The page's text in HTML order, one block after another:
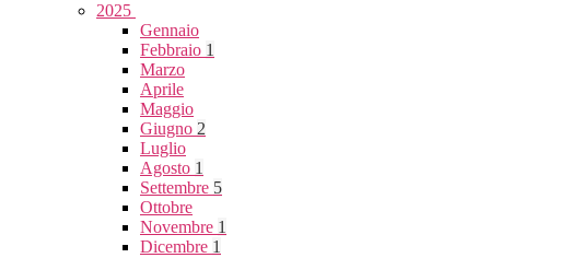
2025
Gennaio
Febbraio 1
Marzo
Aprile
Maggio
Giugno 2
Luglio
Agosto 1
Settembre 5
Ottobre
Novembre 1
Dicembre 1